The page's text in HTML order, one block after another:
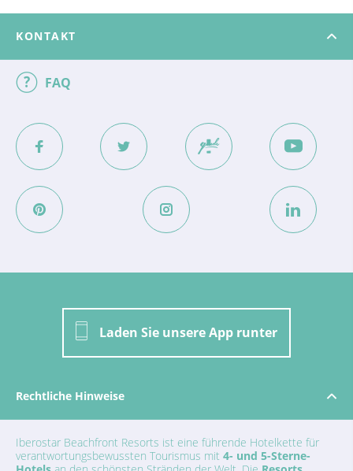
KONTAKT
FAQ
Laden Sie unsere App runter
Rechtliche Hinweise
Iberostar Beachfront Resorts ist eine führende Hotelkette für
verantwortungsbewussten Tourismus mit 4- und 5-Sterne-